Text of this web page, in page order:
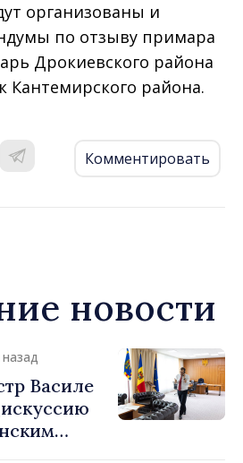
организованы и
по отзыву примара
Дрокиевского района
района.
Комментировать
новости
Василе